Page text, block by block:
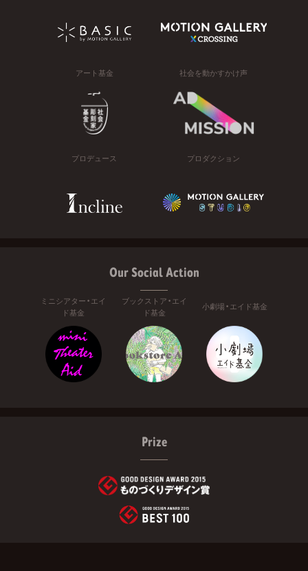
アート基金 社会を動かすかけ声
プロデュース プロダクション
Our Social Action
ミニシアター・エイ
ド基金
ブックストア・エイ
ド基金
小劇場・エイド基金
Prize